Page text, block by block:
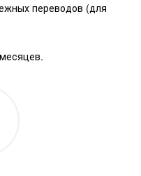
переводов (для